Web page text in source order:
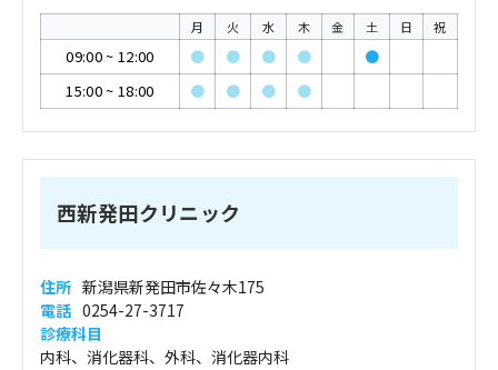
月 火 水 木 金 土 日 祝
09:00~ 12:00 ● ● ● ●
●
15:00~ 18:00 ● ● ● ●
西新発田クリニック
住所 新潟県新発田市佐々木175
電話 0254-27-3717
診療科目
内科、消化器科、外科、消化器内科